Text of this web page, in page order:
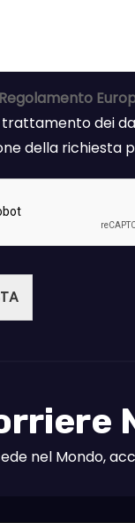
trattamento dei
della richiesta
nel Mondo,